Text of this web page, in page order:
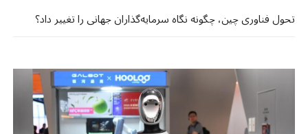
تحول فناوری چین، چگونه نگاه سرمایه‌گذاران جهانی را تغییر داد؟